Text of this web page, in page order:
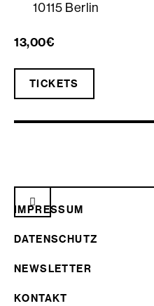
10115 Berlin
13,00€
TICKETS
IMPRESSUM
DATENSCHUTZ
NEWSLETTER
KONTAKT